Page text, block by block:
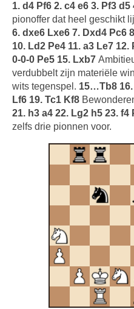
1. d4 Pf6 2. c4 e6 3. Pf3
pionoffer dat heel geschikt
6. dxe6 Lxe6 7. Dxd4 Pc6
10. Ld2 Pe4 11. a3 Le7
0-0-0 Pe5 15. Lxb7
verdubbelt zijn materiële
wits tegenspel. 15…Tb8 16.
Lf6 19. Tc1 Kf8
21. h3 a4 22. Lg2 h5 23. f4
zelfs drie pionnen voor.